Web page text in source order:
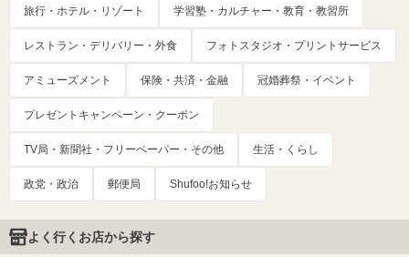
旅行・ホテル・リゾート 学習塾・カルチャー・教育・教習所
レストラン・デリバリー・外食 フォトスタジオ・プリントサービス
アミューズメント 保険・共済・金融 冠婚葬祭・イベント
プレゼントキャンペーン・クーポン
TV局・新聞社・フリーペーパー・その他 生活・くらし
政党・政治 郵便局 Shufoo!お知らせ
よく行くお店から探す